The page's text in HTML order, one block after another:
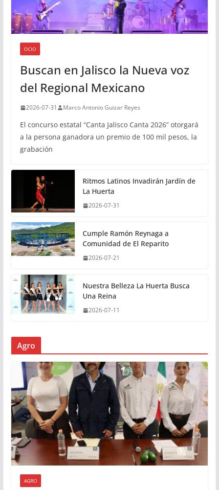
OCIO
Buscan en Jalisco la Nueva voz
del Regional Mexicano
2026-07-31 Marco Antonio Guizar Reyes
El concurso estatal “Canta Jalisco Canta 2026” otorgará
a la persona ganadora un premio de 100 mil pesos, la
grabación
Ritmos Latinos Invadirán Jardín de
La Huerta
2026-07-31
Cumple Ramón Reynaga a
Comunidad de El Reparito
2026-07-21
Nuestra Belleza La Huerta Busca
Una Reina
2026-07-11
Agro
AGRO